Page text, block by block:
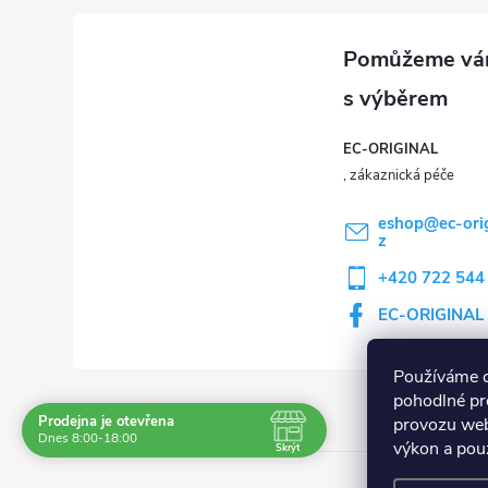
Používáme
pohodlné
provozu
výkon a
EC-ORIGINAL
eshop@ec-
z
+420 722
EC-ORIGINAL
Prodejna je otevřena
Dnes 8:00-18:00
Skrýt
Navštivte nás osobně